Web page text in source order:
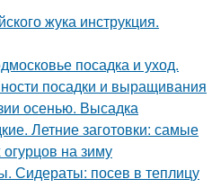
жука инструкция.
посадка и уход.
посадки и выращивания
осенью. Высадка
Летние заготовки: самые
на зиму
Сидераты: посев в теплицу